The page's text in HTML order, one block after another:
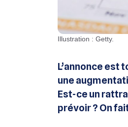
Illustration : Getty.
L’annonce est
une
Est-ce un
prévoir ? On